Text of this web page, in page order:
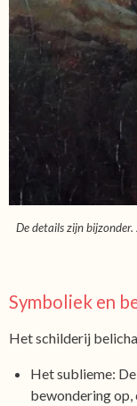
De details zijn
Symboliek en
Het schilderij
Het sublieme:
bewondering op,